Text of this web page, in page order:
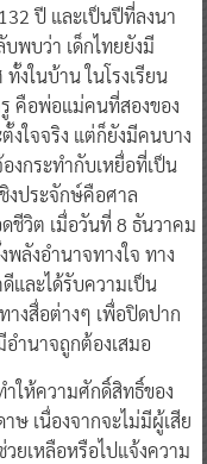
ปี และเป็นปีที่ลงนา
พบว่า เด็กไทยยังมี
งในบ้าน ในโรงเรียน
รู คือพ่อแม่คนที่สองของ
ใจจริง แต่ก็ยังมีคนบาง
งกระทำกับเหยื่อที่เป็น
งประจักษ์คือศาล
วิต เมื่อวันที่ 8 ธันวาคม
ลังอำนาจทางใจ ทาง
และได้รับความเป็น
างสื่อต่างๆ เพื่อปิดปาก
ำนาจถูกต้องเสมอ
ให้ความศักดิ์สิทธิ์ของ
เนื่องจากจะไม่มีผู้เสีย
ยเหลือหรือไปแจ้งความ